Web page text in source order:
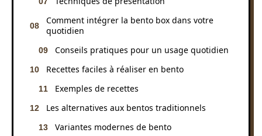
Comment intégrer la bento box dans votre
quotidien
Conseils pratiques pour un usage quotidien
Recettes faciles à réaliser en bento
Exemples de recettes
Les alternatives aux bentos traditionnels
Variantes modernes de bento